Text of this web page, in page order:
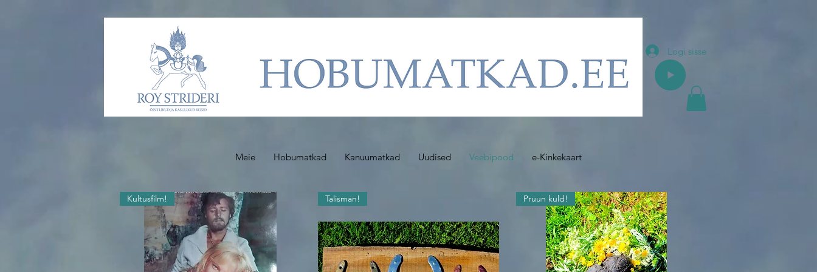
Logi sisse
Meie Hobumatkad Kanuumatkad Uudised Veebipood e-Kinkekaart
Kultusfilm! Talisman! Pruun kuld!